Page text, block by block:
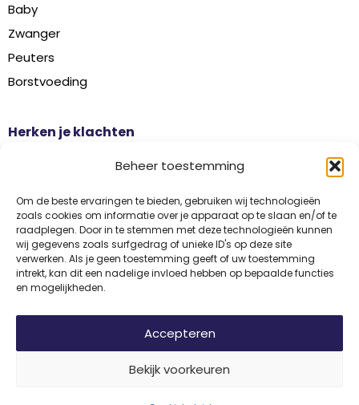
Beheer toestemming
Om de beste ervaringen te bieden, gebruiken wij technologieën
zoals cookies om informatie over je apparaat op te slaan en/of te
raadplegen. Door in te stemmen met deze technologieën kunnen
wij gegevens zoals surfgedrag of unieke ID's op deze site
verwerken. Als je geen toestemming geeft of uw toestemming
intrekt, kan dit een nadelige invloed hebben op bepaalde functies
en mogelijkheden.
Accepteren
Bekijk voorkeuren
Baby
Zwanger
Peuters
Borstvoeding
Herken je klachten
Griep
Haaruitval
Overgangsklachten
DisclaimerPrivacyAlgemene voorwaarden
© 2026 Vitamine Informatiebureau | Copyright | Met trots ontwikkeld